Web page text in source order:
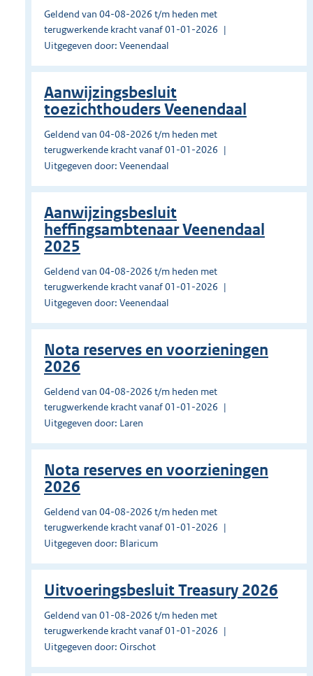
Geldend van 04-08-2026 t/m heden met
terugwerkende kracht vanaf 01-01-2026
Uitgegeven door: Veenendaal
Aanwijzingsbesluit
toezichthouders Veenendaal
Geldend van 04-08-2026 t/m heden met
terugwerkende kracht vanaf 01-01-2026
Uitgegeven door: Veenendaal
Aanwijzingsbesluit
heffingsambtenaar Veenendaal
2025
Geldend van 04-08-2026 t/m heden met
terugwerkende kracht vanaf 01-01-2026
Uitgegeven door: Veenendaal
Nota reserves en voorzieningen
2026
Geldend van 04-08-2026 t/m heden met
terugwerkende kracht vanaf 01-01-2026
Uitgegeven door: Laren
Nota reserves en voorzieningen
2026
Geldend van 04-08-2026 t/m heden met
terugwerkende kracht vanaf 01-01-2026
Uitgegeven door: Blaricum
Uitvoeringsbesluit Treasury 2026
Geldend van 01-08-2026 t/m heden met
terugwerkende kracht vanaf 01-01-2026
Uitgegeven door: Oirschot